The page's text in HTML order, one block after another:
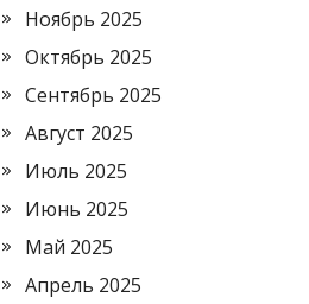
Ноябрь 2025
Октябрь 2025
Сентябрь 2025
Август 2025
Июль 2025
Июнь 2025
Май 2025
Апрель 2025